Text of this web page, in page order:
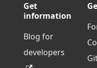
Get
information
Blog for
developers